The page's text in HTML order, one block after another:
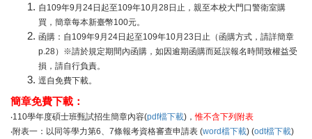
自109年9月24日起至109年10月28日止，親至本校大門口警衛室購
買，簡章每本新臺幣100元。
函購：自109年9月24日起至109年10月23日止（函購方式，請詳簡章
p.28）※請於規定期間內函購，如因逾期函購而延誤報名時間致權益受
損，請自行負責。
逕自免費下載。
簡章免費下載：
‧110學年度碩士班甄試招生簡章內容(pdf檔下載)，惟不含下列附表
‧附表一：以同等學力第6、7條報考資格審查申請表 (word檔下載) (odt檔下載)